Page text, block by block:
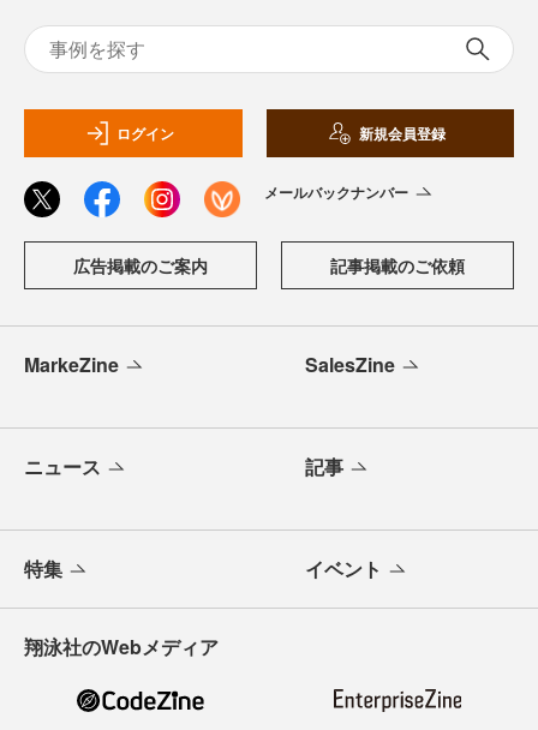
ログイン 新規会員登録
メールバックナンバー
広告掲載のご案内 記事掲載のご依頼
MarkeZine SalesZine
ニュース 記事
特集 イベント
翔泳社のWebメディア